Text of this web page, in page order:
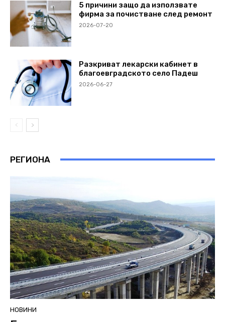
5 причини защо да използвате
фирма за почистване след ремонт
2026-07-20
Разкриват лекарски кабинет в
благоевградското село Падеш
2026-06-27
РЕГИОНА
НОВИНИ